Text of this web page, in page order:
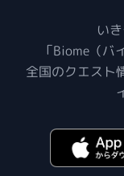
い
「Biome（バ
全国のクエスト